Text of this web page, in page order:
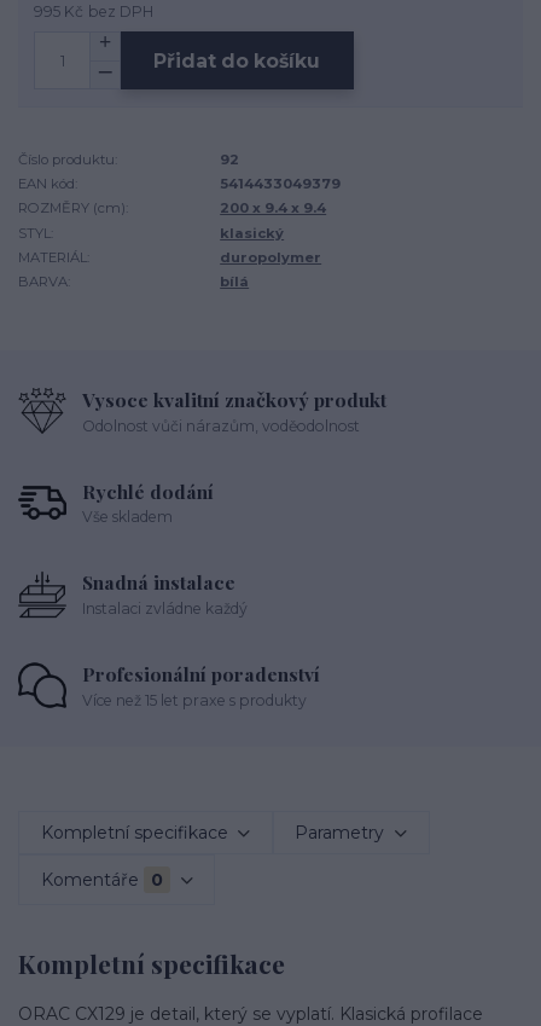
995 Kč bez DPH
Přidat do košíku
Číslo produktu:
92
EAN kód:
5414433049379
ROZMĚRY (cm):
200 x 9.4 x 9.4
STYL:
klasický
MATERIÁL:
duropolymer
BARVA:
bílá
Vysoce kvalitní značkový produkt
Odolnost vůči nárazům, voděodolnost
Rychlé dodání
Vše skladem
Snadná instalace
Instalaci zvládne každý
Profesionální poradenství
Více než 15 let praxe s produkty
Kompletní specifikace Parametry
Komentáře 0
Kompletní specifikace
ORAC CX129 je detail, který se vyplatí. Klasická profilace